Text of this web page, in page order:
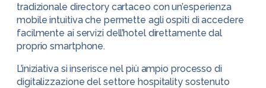
tradizionale directory cartaceo con un’esperienza
mobile intuitiva che permette agli ospiti di accedere
facilmente ai servizi dell’hotel direttamente dal
proprio smartphone.
L’iniziativa si inserisce nel più ampio processo di
digitalizzazione del settore hospitality sostenuto